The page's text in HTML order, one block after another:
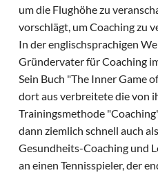
um die Flughöhe zu
vorschlägt, um Coaching zu
In der englischsprachigen
Gründervater für Coaching
Sein Buch "The Inner Game
dort aus verbreitete die von
Trainingsmethode
dann ziemlich schnell auch
Gesundheits-Coaching und
an einen Tennisspieler, der